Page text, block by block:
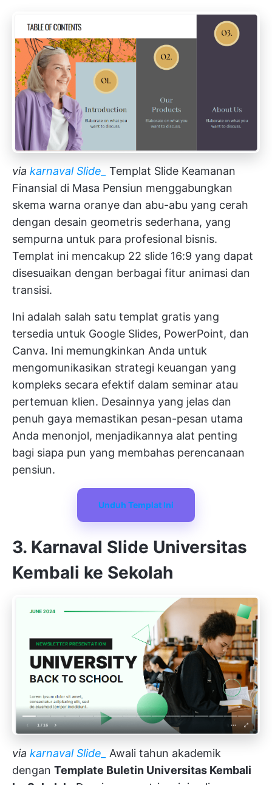
via karnaval Slide_
Templat Slide Keamanan
Finansial di Masa Pensiun menggabungkan
skema warna oranye dan abu-abu yang cerah
dengan desain geometris sederhana, yang
sempurna untuk para profesional bisnis.
Templat ini mencakup 22 slide 16:9 yang dapat
disesuaikan dengan berbagai fitur animasi dan
transisi.
Ini adalah salah satu templat gratis yang
tersedia untuk Google Slides, PowerPoint, dan
Canva. Ini memungkinkan Anda untuk
mengomunikasikan strategi keuangan yang
kompleks secara efektif dalam seminar atau
pertemuan klien. Desainnya yang jelas dan
penuh gaya memastikan pesan-pesan utama
Anda menonjol, menjadikannya alat penting
bagi siapa pun yang membahas perencanaan
pensiun.
Unduh Templat Ini
3. Karnaval Slide Universitas
Kembali ke Sekolah
via karnaval Slide_
Awali tahun akademik
dengan Template Buletin Universitas Kembali